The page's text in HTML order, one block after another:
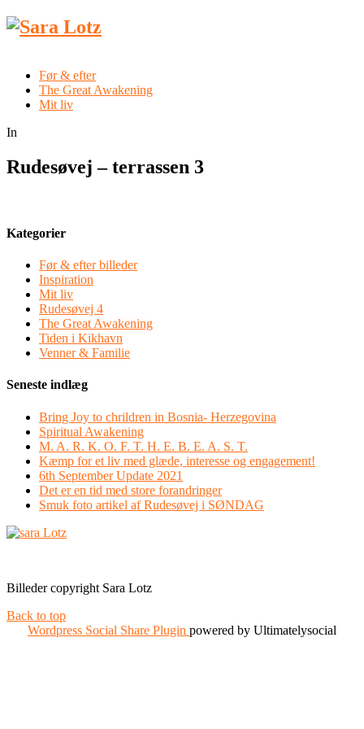
Før & efter
The Great Awakening
Mit liv
In
Rudesøvej – terrassen 3
Kategorier
Før & efter billeder
Inspiration
Mit liv
Rudesøvej 4
The Great Awakening
Tiden i Kikhavn
Venner & Familie
Seneste indlæg
Bring Joy to chrildren in Bosnia- Herzegovina
Spiritual Awakening
M. A. R. K. O. F. T. H. E. B. E. A. S. T.
Kæmp for et liv med glæde, interesse og engagement!
6th September Update 2021
Det er en tid med store forandringer
Smuk foto artikel af Rudesøvej i SØNDAG
Billeder copyright Sara Lotz
Back to top
Wordpress Social Share Plugin powered by Ultimatelysocial